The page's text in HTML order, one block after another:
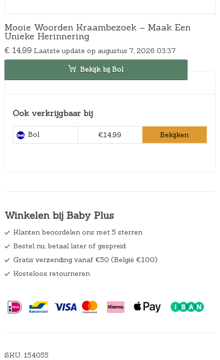
Mooie Woorden Kraambezoek – Maak Een
Unieke Herinnering
€ 14,99 Laatste update op augustus 7, 2026 03:37
Bekijk bij Bol
Ook verkrijgbaar bij
Bol €14,99 Bekijken
Winkelen bij Baby Plus
Klanten beoordelen ons met 5 sterren
Bestel nu, betaal later of gespreid
Gratis verzending vanaf €50 (België €100)
Kosteloos retourneren
SKU: 154055